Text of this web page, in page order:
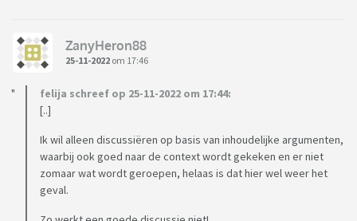
ZanyHeron88
25-11-2022 om 17:46
felija schreef op 25-11-2022 om 17:44:
[..]
Ik wil alleen discussiëren op basis van inhoudelijke argumenten,
waarbij ook goed naar de context wordt gekeken en er niet
zomaar wat wordt geroepen, helaas is dat hier wel weer het
geval.